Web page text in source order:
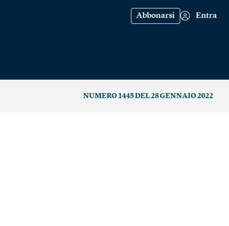
Abbonarsi Entra
NUMERO 1445 DEL 28 GENNAIO 2022